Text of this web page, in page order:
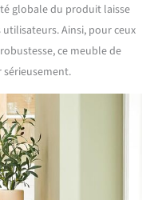
globale du produit laisse
Ainsi, pour ceux
ce meuble de